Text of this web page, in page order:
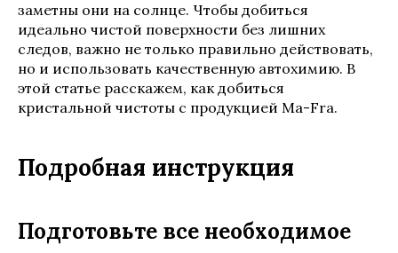
заметны они на солнце. Чтобы добиться
идеально чистой поверхности без лишних
следов, важно не только правильно действовать,
но и использовать качественную автохимию. В
этой статье расскажем, как добиться
кристальной чистоты с продукцией Ma-Fra.
Подробная инструкция
Подготовьте все необходимое